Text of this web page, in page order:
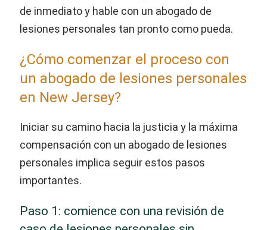
de inmediato y hable con un abogado de
lesiones personales tan pronto como pueda.
¿Cómo comenzar el proceso con
un abogado de lesiones personales
en New Jersey?
Iniciar su camino hacia la justicia y la máxima
compensación con un abogado de lesiones
personales implica seguir estos pasos
importantes.
Paso 1: comience con una revisión de